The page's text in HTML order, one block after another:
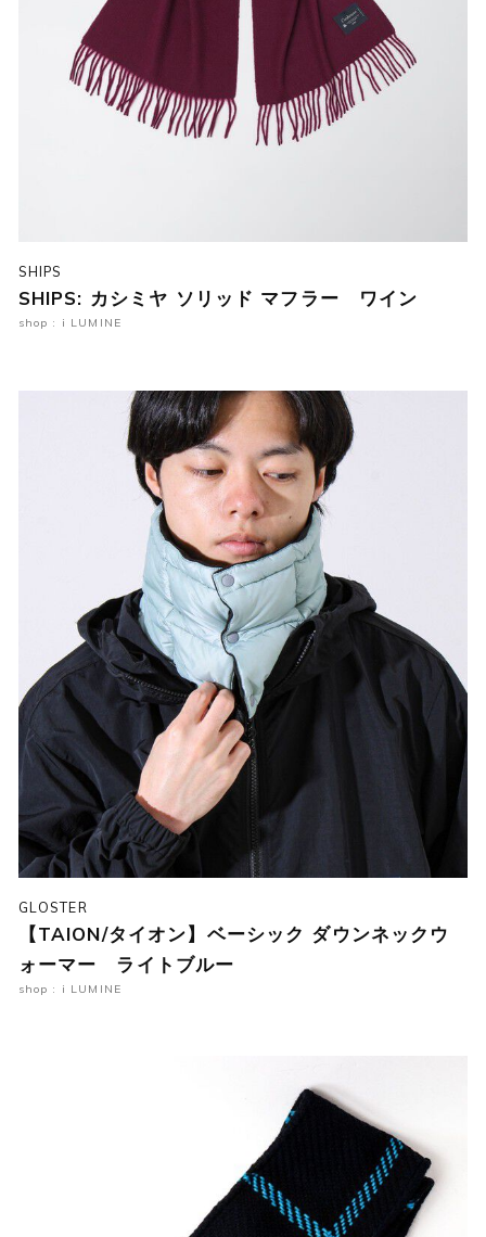
SHIPS
SHIPS: カシミヤ ソリッド マフラー ワイン
shop : i LUMINE
GLOSTER
【TAION/タイオン】ベーシック ダウンネックウ
ォーマー ライトブルー
shop : i LUMINE